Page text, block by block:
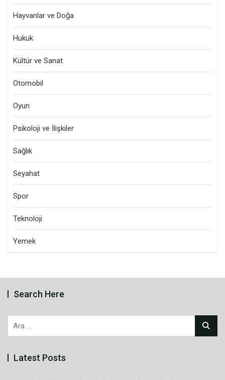
Hayvanlar ve Doğa
Hukuk
Kültür ve Sanat
Otomobil
Oyun
Psikoloji ve İlişkiler
Sağlık
Seyahat
Spor
Teknoloji
Yemek
Search Here
Arama:
Latest Posts